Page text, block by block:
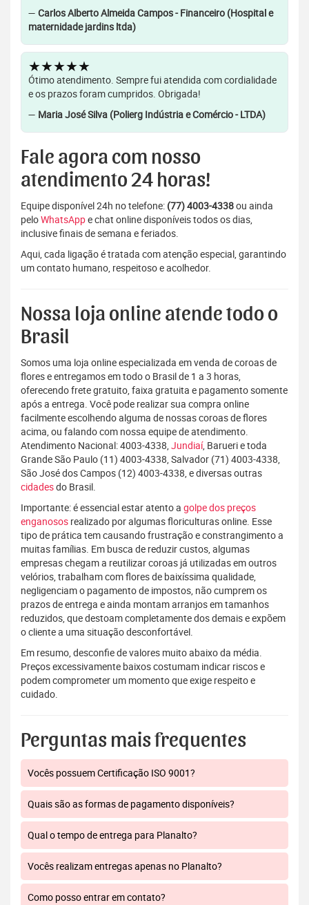
— Carlos Alberto Almeida Campos - Financeiro (Hospital e
maternidade jardins ltda)
★★★★★
Ótimo atendimento. Sempre fui atendida com cordialidade
e os prazos foram cumpridos. Obrigada!
— Maria José Silva (Polierg Indústria e Comércio - LTDA)
Fale agora com nosso
atendimento 24 horas!
Equipe disponível 24h no telefone: (77) 4003-4338ou ainda
peloWhatsAppe chat online disponíveis todos os dias,
inclusive finais de semana e feriados.
Aqui, cada ligação é tratada com atenção especial, garantindo
um contato humano, respeitoso e acolhedor.
Nossa loja online atende todo o
Brasil
Somos uma loja online especializada em venda de coroas de
flores e entregamos em todo o Brasil de 1 a 3 horas,
oferecendo frete gratuito, faixa gratuita e pagamento somente
após a entrega. Você pode realizar sua compra online
facilmente escolhendo alguma de nossas coroas de flores
acima, ou falando com nossa equipe de atendimento.
Atendimento Nacional: 4003-4338, Jundiaí, Barueri e toda
Grande São Paulo (11) 4003-4338, Salvador (71) 4003-4338,
São José dos Campos (12) 4003-4338, e diversas outras
cidadesdo Brasil.
Importante: é essencial estar atento a golpe dos preços
enganosos realizado por algumas floriculturas online. Esse
tipo de prática tem causando frustração e constrangimento a
muitas famílias. Em busca de reduzir custos, algumas
empresas chegam a reutilizar coroas já utilizadas em outros
velórios, trabalham com flores de baixíssima qualidade,
negligenciam o pagamento de impostos, não cumprem os
prazos de entrega e ainda montam arranjos em tamanhos
reduzidos, que destoam completamente dos demais e expõem
o cliente a uma situação desconfortável.
Em resumo, desconfie de valores muito abaixo da média.
Preços excessivamente baixos costumam indicar riscos e
podem comprometer um momento que exige respeito e
cuidado.
Perguntas mais frequentes
Vocês possuem Certificação ISO 9001?
Quais são as formas de pagamento disponíveis?
Qual o tempo de entrega para Planalto?
Vocês realizam entregas apenas no Planalto?
Como posso entrar em contato?